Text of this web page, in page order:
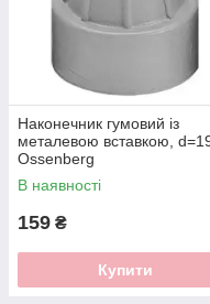
Наконечник гумовий із
металевою вставкою,
Ossenberg
В наявності
159 ₴
Купити